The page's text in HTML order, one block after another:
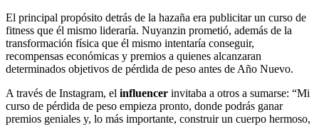
El principal propósito detrás de la hazaña era publicitar un curso de
fitness que él mismo lideraría. Nuyanzin prometió, además de la
transformación física que él mismo intentaría conseguir,
recompensas económicas y premios a quienes alcanzaran
determinados objetivos de pérdida de peso antes de Año Nuevo.
A través de Instagram, el influencer invitaba a otros a sumarse: “Mi
curso de pérdida de peso empieza pronto, donde podrás ganar
premios geniales y, lo más importante, construir un cuerpo hermoso,